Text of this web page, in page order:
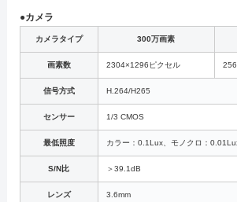
●カメラ
カメラタイプ 300万画素
画素数 2304×1296ピクセル
信号方式 H.264/H265
センサー 1/3 CMOS
最低照度 カラー：0.1Lux、モノクロ：
S/N比 ＞39.1dB
レンズ 3.6mm